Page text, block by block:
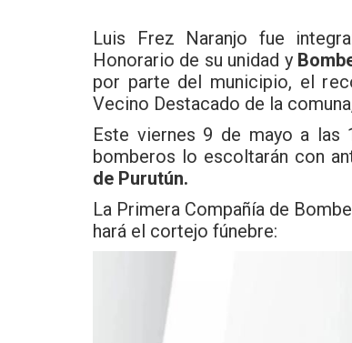
Luis Frez Naranjo fue
Honorario de su unidad y
por parte del municipio, el
Vecino Destacado de la
Este viernes 9 de mayo a las
bomberos lo escoltarán con
de Purutún.
La Primera Compañía de
hará el cortejo fúnebre: